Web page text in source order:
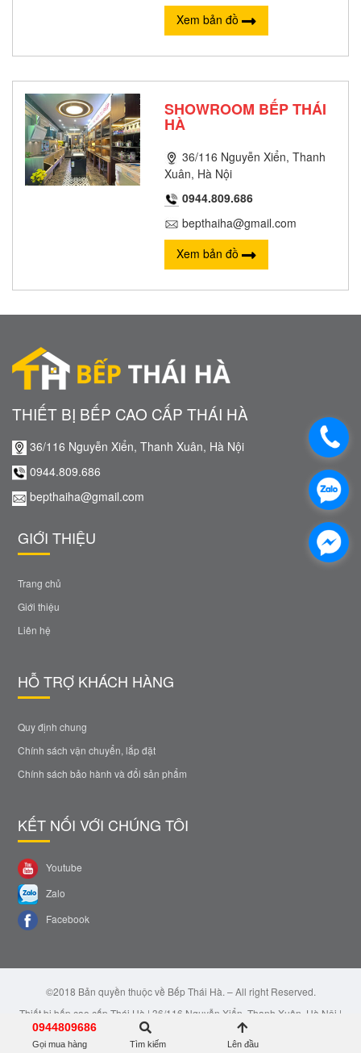
Xem bản đồ
SHOWROOM BẾP THÁI
HÀ
36/116 Nguyễn Xiển, Thanh
Xuân, Hà Nội
0944.809.686
bepthaiha@gmail.com
Xem bản đồ
THIẾT BỊ BẾP CAO CẤP THÁI HÀ
36/116 Nguyễn Xiển, Thanh Xuân, Hà Nội
0944.809.686
bepthaiha@gmail.com
GIỚI THIỆU
Trang chủ
Giới thiệu
Liên hệ
HỖ TRỢ KHÁCH HÀNG
Quy định chung
Chính sách vận chuyển, lắp đặt
Chính sách bảo hành và đổi sản phẩm
KẾT NỐI VỚI CHÚNG TÔI
Youtube
Zalo
Facebook
©2018 Bản quyền thuộc về Bếp Thái Hà. – All right Reserved.
Thiết bị bếp cao cấp Thái Hà | 36/116 Nguyễn Xiển, Thanh Xuân, Hà Nội |
Email: bepthaiha@gmail.com | Hotline: 0944.809.686
0944809686
Gọi mua hàng Tìm kiếm Lên đầu